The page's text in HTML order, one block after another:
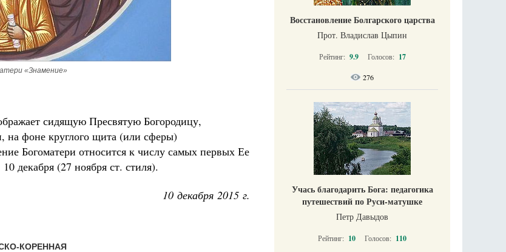
«Знамение»
сидящую Пресвятую Богородицу,
фоне круглого щита (или сферы)
Богоматери относится к числу самых первых Ее
декабря (27 ноября ст. стиля).
10 декабря 2015 г.
КОРЕННАЯ
Восстановление Болгарского царства
Прот. Владислав Цыпин
Рейтинг: 9.9 Голосов: 17
276
Учась благодарить Бога: педагогика
путешествий по Руси-матушке
Петр Давыдов
Рейтинг: 10 Голосов: 110